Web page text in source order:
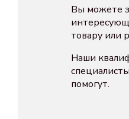
Вы можете
товару или
Наши
помогут.